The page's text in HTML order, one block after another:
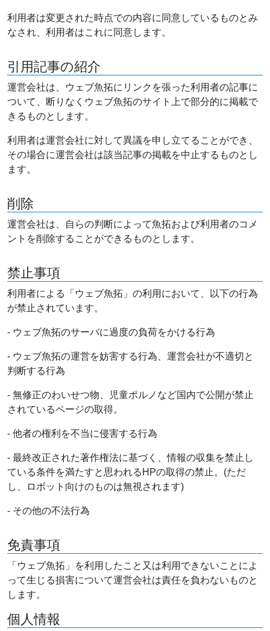
利用者は変更された時点での内容に同意しているものとみ
なされ、利用者はこれに同意します。
引用記事の紹介
運営会社は、ウェブ魚拓にリンクを張った利用者の記事に
ついて、断りなくウェブ魚拓のサイト上で部分的に掲載で
きるものとします。
利用者は運営会社に対して異議を申し立てることができ、
その場合に運営会社は該当記事の掲載を中止するものとし
ます。
削除
運営会社は、自らの判断によって魚拓および利用者のコメ
ントを削除することができるものとします。
禁止事項
利用者による「ウェブ魚拓」の利用において、以下の行為
が禁止されています。
- ウェブ魚拓のサーバに過度の負荷をかける行為
- ウェブ魚拓の運営を妨害する行為、運営会社が不適切と
判断する行為
- 無修正のわいせつ物、児童ポルノなど国内で公開が禁止
されているページの取得。
- 他者の権利を不当に侵害する行為
- 最終改正された著作権法に基づく、情報の収集を禁止し
ている条件を満たすと思われるHPの取得の禁止。(ただ
し、ロボット向けのものは無視されます)
- その他の不法行為
免責事項
「ウェブ魚拓」を利用したこと又は利用できないことによ
って生じる損害について運営会社は責任を負わないものと
します。
個人情報